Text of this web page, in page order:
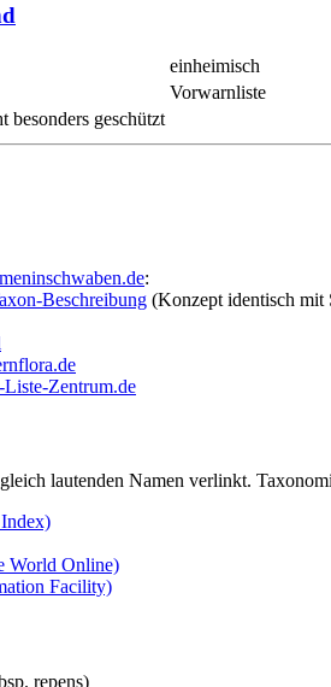
einheimisch
Vorwarnliste
besonders geschützt
:
Beschreibung (Konzept identisch mit
Liste-Zentrum.de
lautenden Namen verlinkt.
World Online)
Facility)
repens)